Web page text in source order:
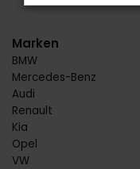
Marken
BMW
Mercedes-Benz
Audi
Renault
Kia
Opel
VW